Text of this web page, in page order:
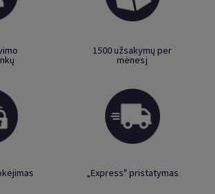
1500 užsakymų per
mėnesį
„Express" pristatymas